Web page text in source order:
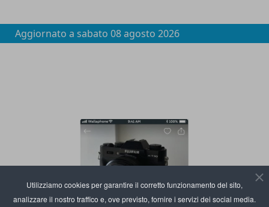
Utilizziamo cookies per garantire il corretto funzionamento del sito,
analizzare il nostro traffico e, ove previsto, fornire i servizi dei social media.
Aggiornato a sabato 08 agosto 2026